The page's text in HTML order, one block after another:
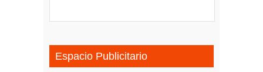
Espacio Publicitario